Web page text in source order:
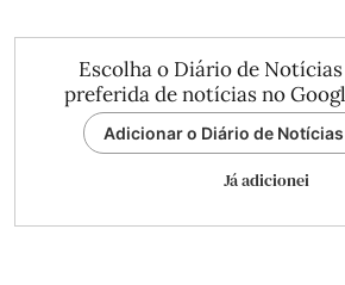
Escolha o Diário de
preferida de notícias no
Adicionar o Diário de
Já adicionei